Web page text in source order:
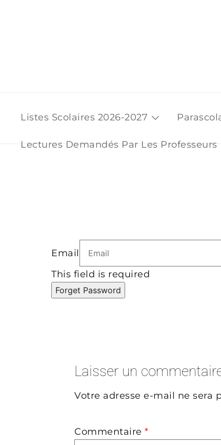
Listes Scolaires 2026-2027
Lectures Demandés Par Les Professeurs
Email
This field is required
Forget Password
Laisser un
Votre adresse e-mail ne sera
Commentaire *